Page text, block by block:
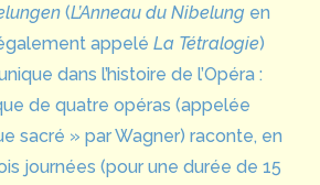
(L’Anneau du Nibelung en
appelé La Tétralogie)
dans l’histoire de l’Opéra :
de quatre opéras (appelée
sacré » par Wagner) raconte, en
journées (pour une durée de 15